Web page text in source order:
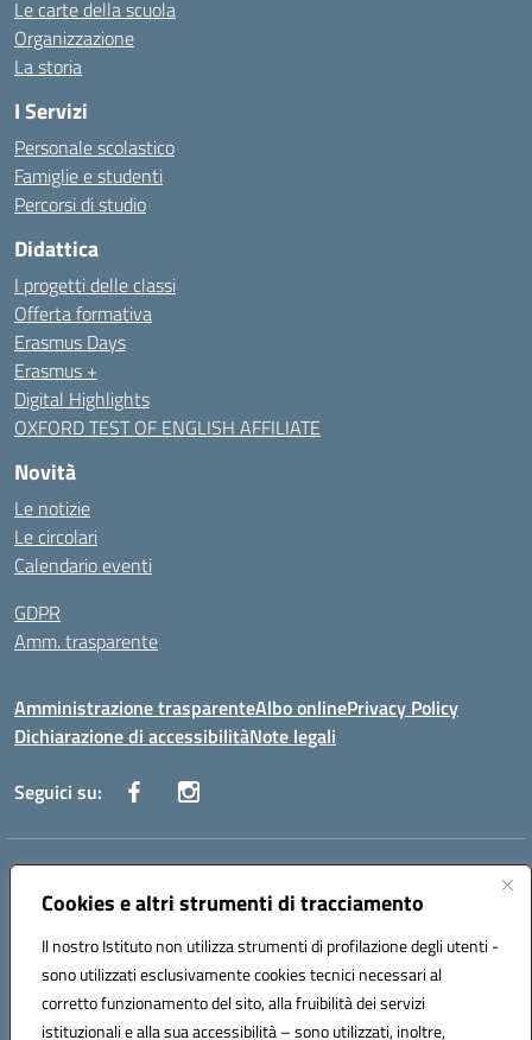
Cookies e altri strumenti di tracciamento
Il nostro Istituto non utilizza strumenti di profilazione degli utenti -
sono utilizzati esclusivamente cookies tecnici necessari al
corretto funzionamento del sito, alla fruibilità dei servizi
istituzionali e alla sua accessibilità – sono utilizzati, inoltre,
Le carte della scuola
Organizzazione
La storia
I Servizi
Personale scolastico
Famiglie e studenti
Percorsi di studio
Didattica
I progetti delle classi
Offerta formativa
Erasmus Days
Erasmus +
Digital Highlights
OXFORD TEST OF ENGLISH AFFILIATE
Novità
Le notizie
Le circolari
Calendario eventi
GDPR
Amm. trasparente
Amministrazione trasparenteAlbo onlinePrivacy Policy
Dichiarazione di accessibilitàNote legali
Seguici su:
Indirizzo:
Centralino:+39 080 2446680 Email:baic882008@istruzione.it
Codice fiscale: 80023470729
Codice meccanografico:
BAIC882008
Codice unico di fatturazione (CUF): UFEUNT